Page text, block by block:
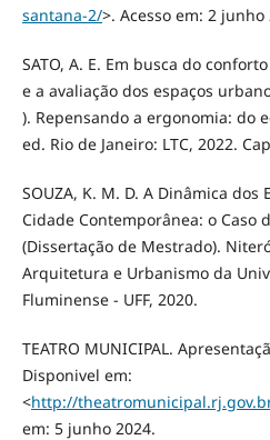
santana-2/>. Acesso em: 2 junho
SATO, A. E. Em busca do
e a avaliação dos espaços
). Repensando a ergonomia: do
ed. Rio de Janeiro: LTC, 2022.
SOUZA, K. M. D. A Dinâmica dos
Cidade Contemporânea: o Caso
(Dissertação de Mestrado).
Arquitetura e Urbanismo da
Fluminense - UFF, 2020.
TEATRO MUNICIPAL.
Disponivel em:
<http://
em: 5 junho 2024.